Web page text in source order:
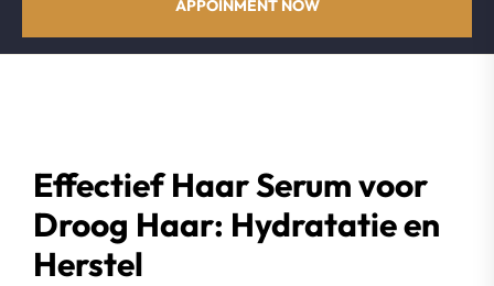
APPOINMENT NOW
Effectief Haar Serum voor
Droog Haar: Hydratatie en
Herstel